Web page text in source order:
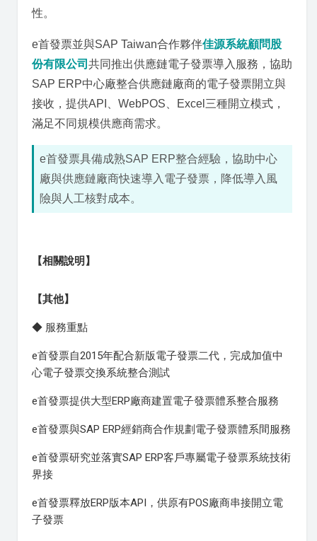
性。
e首發票並與SAP Taiwan合作夥伴佳源系統顧問股
份有限公司 共同推出供應鏈電子發票導入服務，協助
SAP ERP中心廠整合供應鏈廠商的電子發票開立與
接收，提供API、WebPOS、Excel三種開立模式，
滿足不同規模供應商需求。
e首發票具備成熟SAP ERP整合經驗，協助中心
廠與供應鏈廠商快速導入電子發票，降低導入風
險與人工核對成本。
【相關說明】
【其他】
◆ 服務重點
e首發票自2015年配合新版電子發票二代，完成加值中
心電子發票交換系統整合測試
e首發票提供大型ERP廠商建置電子發票體系整合服務
e首發票與SAP ERP經銷商合作規劃電子發票體系間服務
e首發票研究並落實SAP ERP客戶專屬電子發票系統技術
界接
e首發票釋放ERP版本API，供原有POS廠商串接開立電
子發票